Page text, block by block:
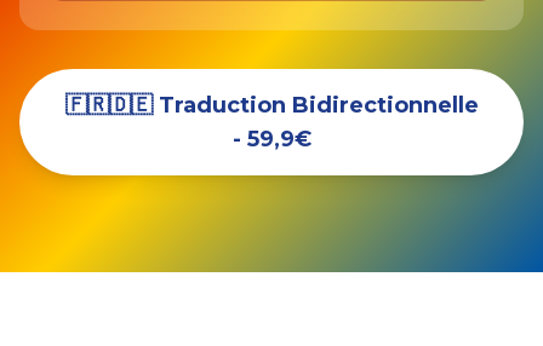
🇫🇷🇩🇪 Traduction Bidirectionnelle
- 59,9€